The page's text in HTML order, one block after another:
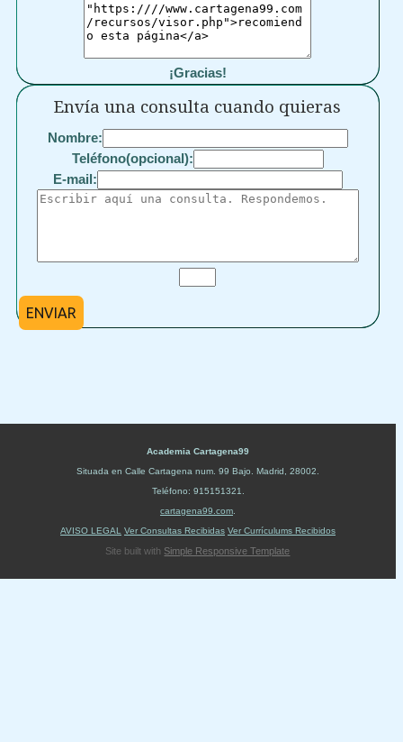
¡Gracias!
Envía una consulta cuando quieras
Nombre:
Teléfono(opcional):
E-mail:
ENVIAR
Academia Cartagena99
Situada en Calle Cartagena num. 99 Bajo Madrid 28002
Teléfono: 915151321
cartagena99.com
AVISO LEGAL
Ver Consultas Recibidas Ver Currículums Recibidos
Site built with Simple Responsive Template